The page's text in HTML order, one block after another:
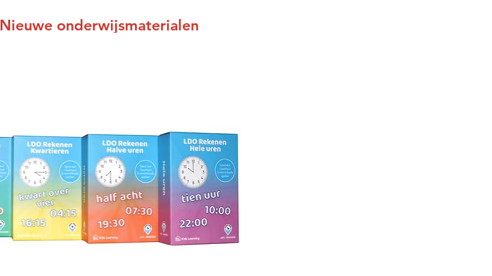
Nieuwe onderwijsmaterialen